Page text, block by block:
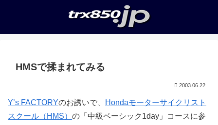
HMSで揉まれてみる
2003.06.22
Y’s FACTORYのお誘いで、
Hondaモーターサイクリスト
スクール（HMS） の「中級ベーシック1day」コースに参